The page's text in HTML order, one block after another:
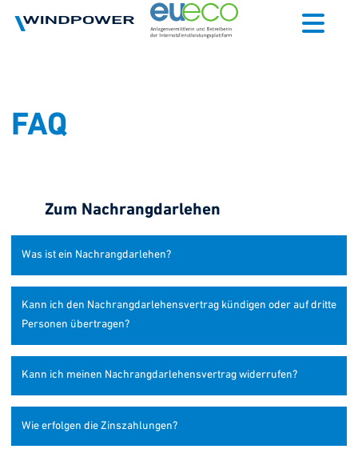
FAQ
Zum Nachrangdarlehen
Was ist ein Nachrangdarlehen?
Kann ich den Nachrangdarlehensvertrag kündigen oder auf dritte
Personen übertragen?
Kann ich meinen Nachrangdarlehensvertrag widerrufen?
Wie erfolgen die Zinszahlungen?